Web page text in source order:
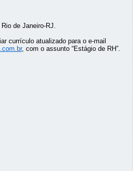
de Janeiro-RJ.
currículo atualizado para o e-mail
, com o assunto “Estágio de RH”.